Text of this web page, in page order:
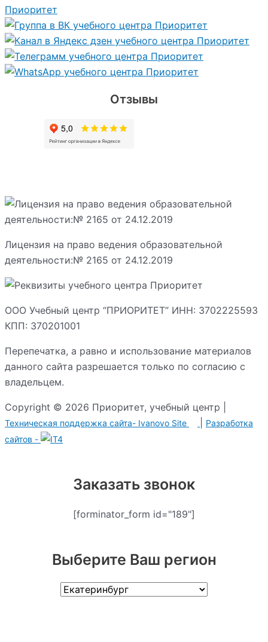
Отзывы
Лицензия на право ведения образовательной
деятельности:№ 2165 от 24.12.2019
ООО Учебный центр “ПРИОРИТЕТ” ИНН: 3702225593
КПП: 370201001
Перепечатка, а равно и использование материалов
данного сайта разрешается только по согласию с
владельцем.
Copyright © 2026 Приоритет, учебный центр |
Техническая поддержка сайта- Ivanovo Site
Разработка
сайтов -
Заказать звонок
[forminator_form id="189"]
Выберите Ваш регион